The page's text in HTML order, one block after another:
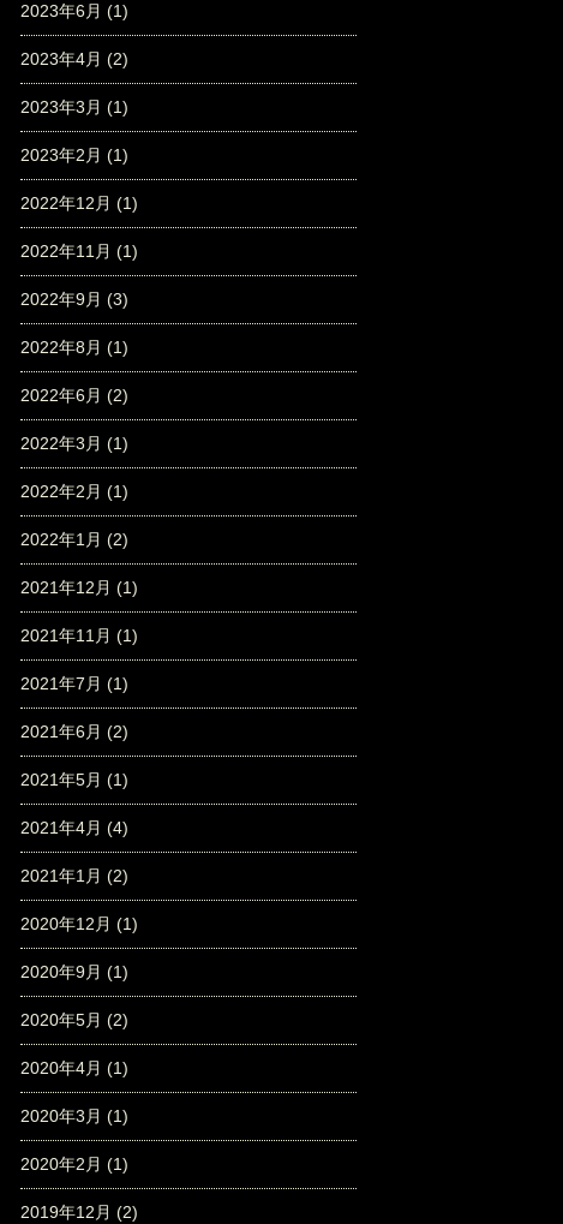
2023年6月 (1)
2023年4月 (2)
2023年3月 (1)
2023年2月 (1)
2022年12月 (1)
2022年11月 (1)
2022年9月 (3)
2022年8月 (1)
2022年6月 (2)
2022年3月 (1)
2022年2月 (1)
2022年1月 (2)
2021年12月 (1)
2021年11月 (1)
2021年7月 (1)
2021年6月 (2)
2021年5月 (1)
2021年4月 (4)
2021年1月 (2)
2020年12月 (1)
2020年9月 (1)
2020年5月 (2)
2020年4月 (1)
2020年3月 (1)
2020年2月 (1)
2019年12月 (2)